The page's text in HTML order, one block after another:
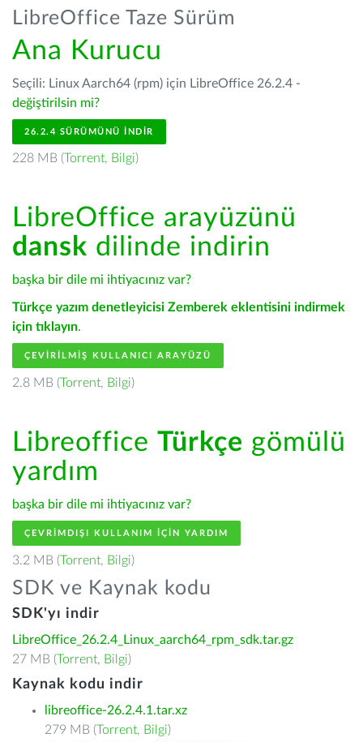
LibreOffice Taze Sürüm
Ana Kurucu
Seçili: Linux Aarch64 (rpm) için LibreOffice 26.2.4 -
değiştirilsin mi?
26.2.4 SÜRÜMÜNÜ İNDIR
228 MB (Torrent, Bilgi)
LibreOffice arayüzünü
dansk dilinde indirin
başka bir dile mi ihtiyacınız var?
Türkçe yazım denetleyicisi Zemberek eklentisini indirmek
için tıklayın.
ÇEVIRILMIŞ KULLANICI ARAYÜZÜ
2.8 MB (Torrent, Bilgi)
Libreoffice Türkçe gömülü
yardım
başka bir dile mi ihtiyacınız var?
ÇEVRIMDIŞI KULLANIM IÇIN YARDIM
3.2 MB (Torrent, Bilgi)
SDK ve Kaynak kodu
SDK'yı indir
LibreOffice_26.2.4_Linux_aarch64_rpm_sdk.tar.gz
27 MB (Torrent, Bilgi)
Kaynak kodu indir
libreoffice-26.2.4.1.tar.xz
279 MB (Torrent, Bilgi)